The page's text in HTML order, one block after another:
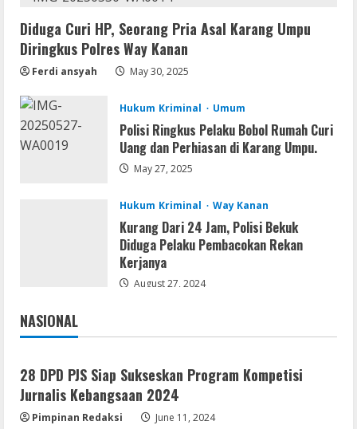
Resettools
Nik Collection (by DxO) Portable [no
Virus] (x64) Reddit
Img
Office 365 Professional Plus ISO File
Multilanguage
Movies
Vertex Force 2026 BRRip UHD DDP5.1
𝐘𝐢𝐟𝐲 𝐌𝐨𝐯𝐢𝐞𝐬 Magnet
5
Virus]
August 8, 2026
Diduga Curi HP, Seorang Pria Asal Karang Umpu
Diringkus Polres Way Kanan
Ferdi ansyah May 30, 2025
Hukum Kriminal Umum
Polisi Ringkus Pelaku Bobol Rumah Curi
Uang dan Perhiasan di Karang Umpu.
May 27, 2025
Hukum Kriminal Way Kanan
Kurang Dari 24 Jam, Polisi Bekuk
Diduga Pelaku Pembacokan Rekan
Kerjanya
August 27, 2024
NASIONAL
Jakarta
28 DPD PJS Siap Sukseskan Program Kompetisi
Jurnalis Kebangsaan 2024
Pimpinan Redaksi June 11, 2024